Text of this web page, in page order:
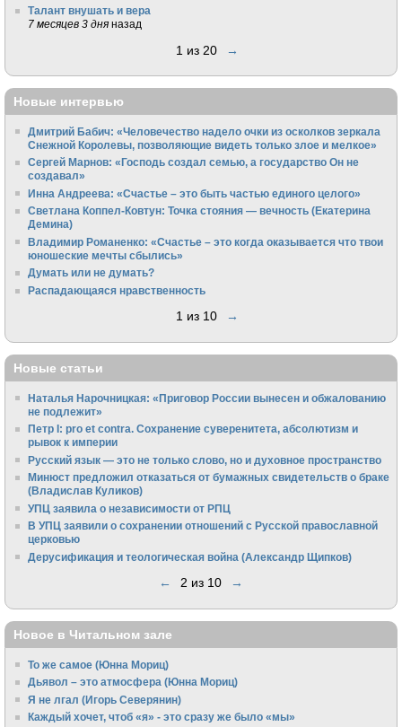
Талант внушать и вера
7 месяцев 3 дня назад
1 из 20 →
Новые интервью
Дмитрий Бабич: «Человечество надело очки из осколков зеркала
Снежной Королевы, позволяющие видеть только злое и мелкое»
Сергей Марнов: «Господь создал семью, а государство Он не
создавал»
Инна Андреева: «Счастье – это быть частью единого целого»
Светлана Коппел-Ковтун: Точка стояния — вечность (Екатерина
Демина)
Владимир Романенко: «Счастье – это когда оказывается что твои
юношеские мечты сбылись»
Думать или не думать?
Распадающаяся нравственность
1 из 10 →
Новые статьи
Наталья Нарочницкая: «Приговор России вынесен и обжалованию
не подлежит»
Петр I: pro et contra. Сохранение суверенитета, абсолютизм и
рывок к империи
Русский язык — это не только слово, но и духовное пространство
Минюст предложил отказаться от бумажных свидетельств о браке
(Владислав Куликов)
УПЦ заявила о независимости от РПЦ
В УПЦ заявили о сохранении отношений с Русской православной
церковью
Дерусификация и теологическая война (Александр Щипков)
← 2 из 10 →
Новое в Читальном зале
То же самое (Юнна Мориц)
Дьявол – это атмосфера (Юнна Мориц)
Я не лгал (Игорь Северянин)
Каждый хочет, чтоб «я» - это сразу же было «мы»